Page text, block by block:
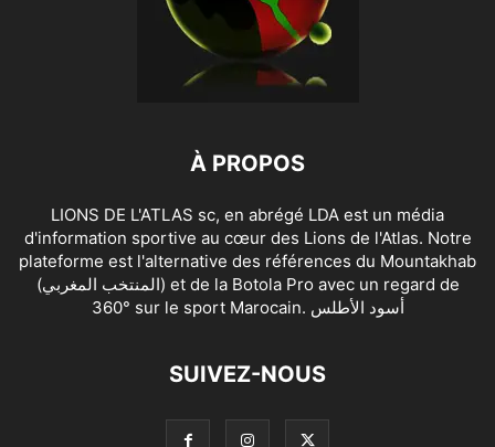
À PROPOS
LIONS DE L'ATLAS sc, en abrégé LDA est un média
d'information sportive au cœur des Lions de l'Atlas. Notre
plateforme est l'alternative des références du Mountakhab
(المنتخب المغربي) et de la Botola Pro avec un regard de
360° sur le sport Marocain. أسود الأطلس
SUIVEZ-NOUS